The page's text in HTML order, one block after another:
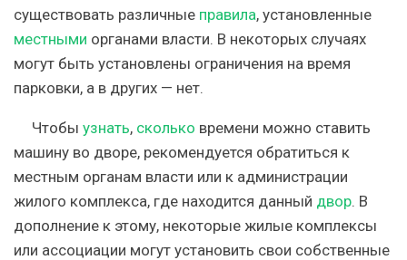
существовать различные правила, установленные
местными органами власти. В некоторых случаях
могут быть установлены ограничения на время
парковки, а в других — нет.
Чтобы узнать, сколько времени можно ставить
машину во дворе, рекомендуется обратиться к
местным органам власти или к администрации
жилого комплекса, где находится данный двор. В
дополнение к этому, некоторые жилые комплексы
или ассоциации могут установить свои собственные